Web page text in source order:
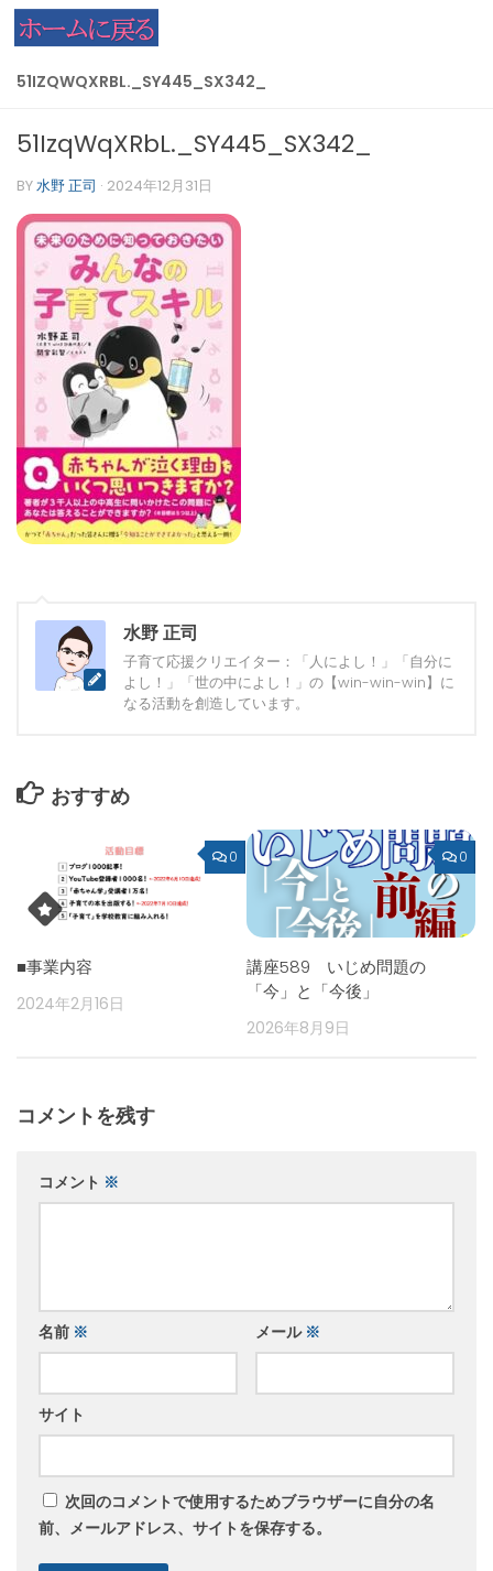
コンテンツへスキップ
51IZQWQXRBL._SY445_SX342_
51IzqWqXRbL._SY445_SX342_
BY水野 正司 · 2024年12月31日
水野 正司
子育て応援クリエイター：「人によし！」「自分に
よし！」「世の中によし！」の【win-win-win】に
なる活動を創造しています。
おすすめ
0
■事業内容
2024年2月16日
0
講座589 いじめ問題の
「今」と「今後」
2026年8月9日
コメントを残す
コメント ※
名前 ※ メール ※
サイト
次回のコメントで使用するためブラウザーに自分の名
前、メールアドレス、サイトを保存する。